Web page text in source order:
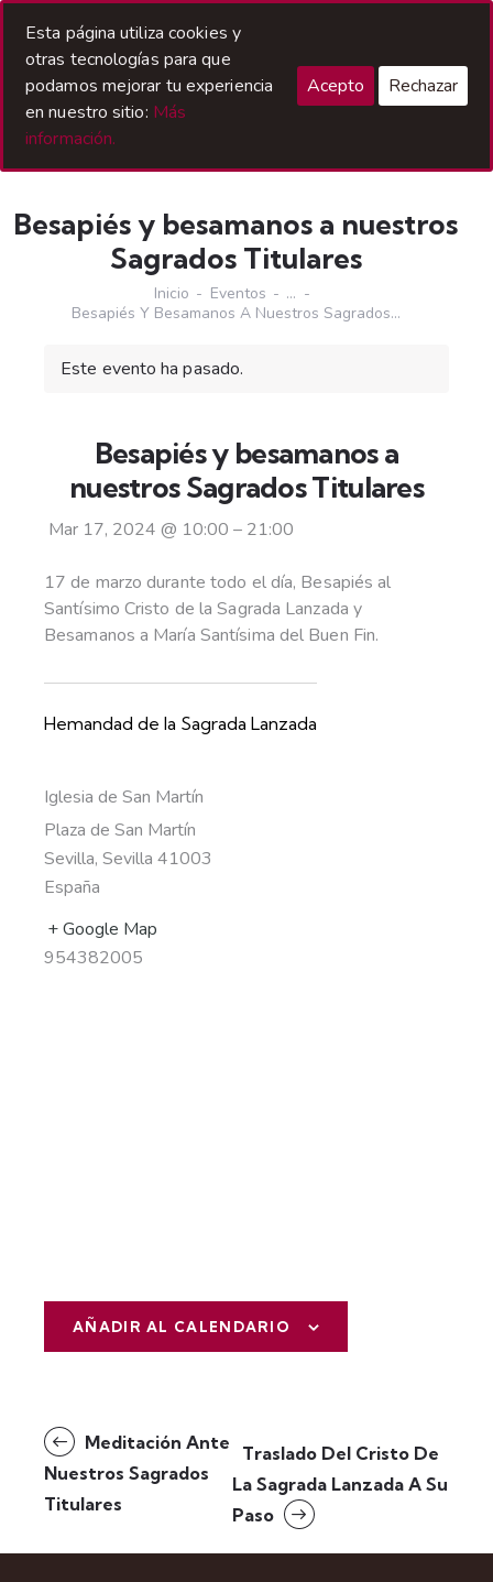
Besapiés y besamanos a nuestros
Sagrados Titulares
Inicio Eventos
...
Besapiés Y Besamanos A Nuestros Sagrados...
Este evento ha pasado.
Besapiés y besamanos a
nuestros Sagrados Titulares
Mar 17, 2024 @ 10:00 – 21:00
17 de marzo durante todo el día, Besapiés al
Santísimo Cristo de la Sagrada Lanzada y
Besamanos a María Santísima del Buen Fin.
Hemandad de la Sagrada Lanzada
Iglesia de San Martín
Plaza de San Martín
Sevilla, Sevilla 41003
España
+ Google Map
954382005
AÑADIR AL CALENDARIO
N
a
v
e
Meditación Ante
Nuestros Sagrados
Titulares
Traslado Del Cristo De
La Sagrada Lanzada A Su
Paso
Esta página utiliza cookies y
otras tecnologías para que
podamos mejorar tu experiencia
en nuestro sitio: Más
información.
Acepto Rechazar